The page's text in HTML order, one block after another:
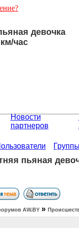
девочка
час
Новости
партнеров
пьяная
АW.BY »